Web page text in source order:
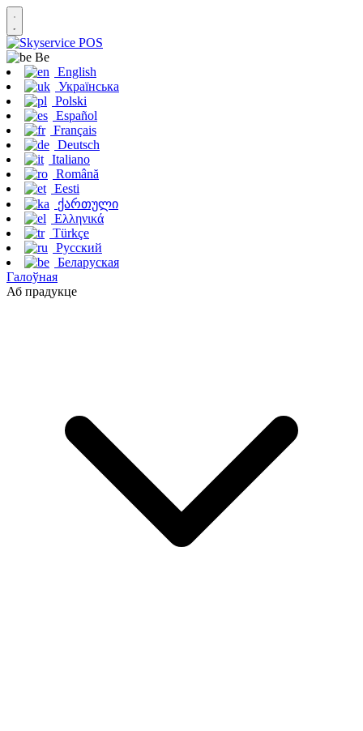
Be
English
Українська
Polski
Español
Français
Deutsch
Italiano
Română
Eesti
ქართული
Ελληνικά
Türkçe
Русский
Беларуская
Галоўная
Аб прадукце